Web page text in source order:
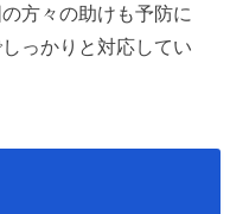
方々の助けも予防に
っかりと対応してい